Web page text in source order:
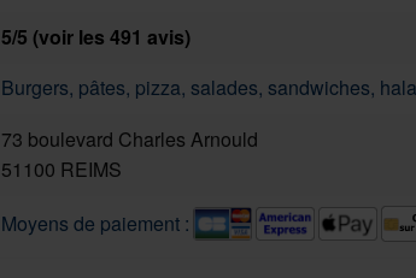
5/5 (voir les 491 avis)
Burgers, pâtes, pizza, salades, sandwiches,
73 boulevard Charles Arnould
51100 REIMS
Moyens de paiement :